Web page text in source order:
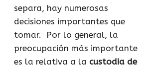
separa, hay numerosas
decisiones importantes que
tomar. Por lo general, la
preocupación más importante
es la relativa a la custodia de